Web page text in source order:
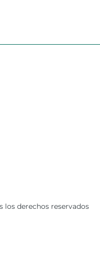
los derechos reservados